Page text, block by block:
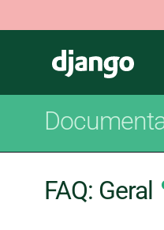
FAQ: Geral